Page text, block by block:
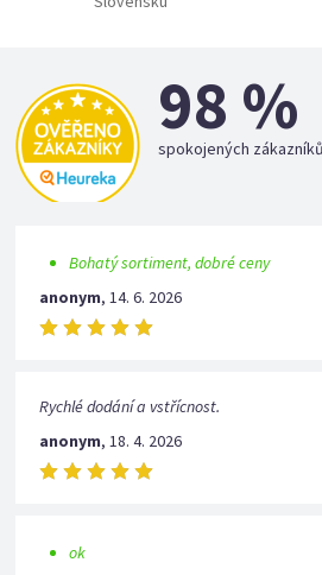
98 %
spokojených
Bohatý sortiment, dobré ceny
anonym,14. 6. 2026
Rychlé dodání a vstřícnost.
anonym,18. 4. 2026
ok